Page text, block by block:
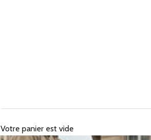
Votre panier est vide